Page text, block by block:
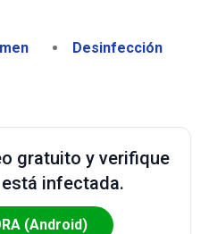
Desinfección
gratuito y verifique
infectada.
(Android)